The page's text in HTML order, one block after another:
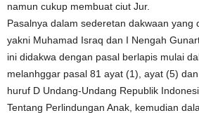
namun cukup membuat ciut Jur.
Pasalnya dalam sederetan dakwaan yang
yakni Muhamad Israq dan I Nengah
ini didakwa dengan pasal berlapis mulai
melanhggar pasal 81 ayat (1), ayat (5)
huruf D Undang-Undang Republik
Tentang Perlindungan Anak, kemudian